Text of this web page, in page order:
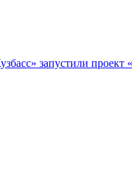
запустили проект